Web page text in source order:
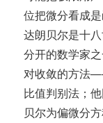
位把微分看成是
达朗贝尔是十
分开的数学家
对收敛的方法
比值判别法；
贝尔为偏微分